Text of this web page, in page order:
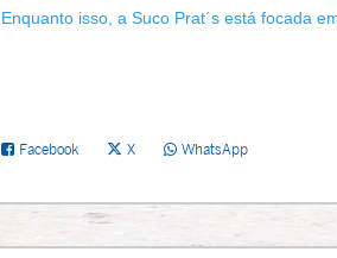
Enquanto isso, a Suco Prat´s está focada
Facebook X WhatsApp